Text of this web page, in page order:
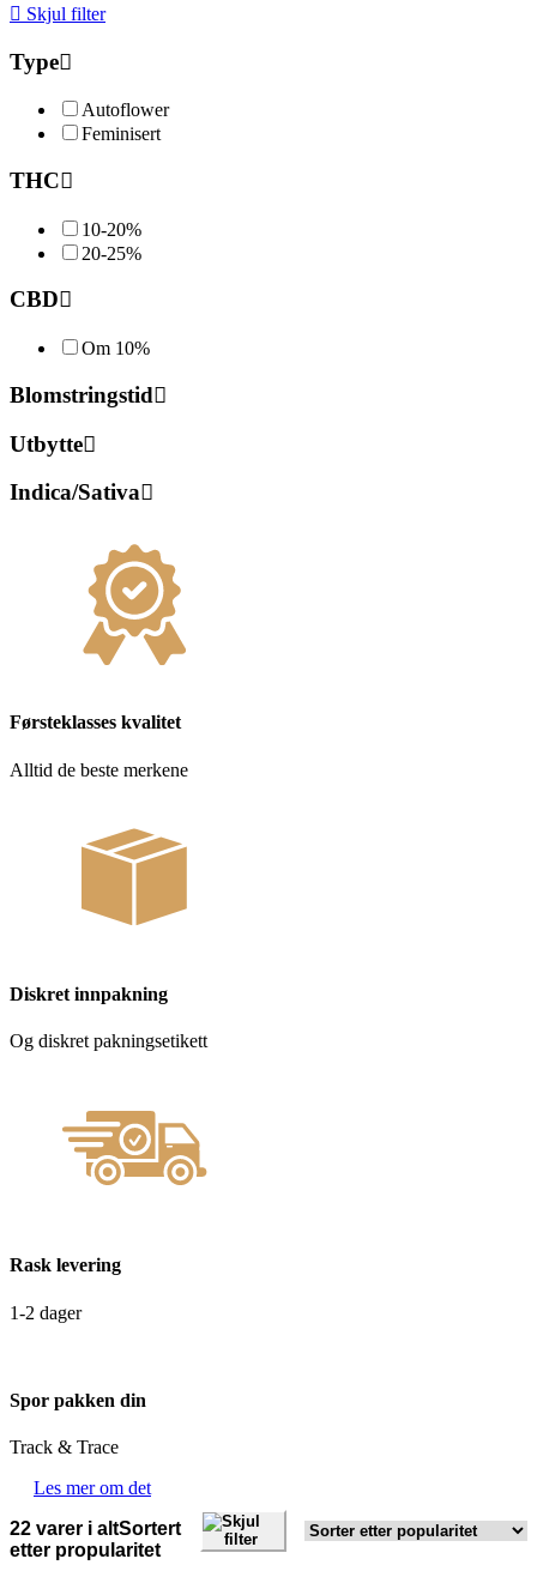
Skjul filter
Type
Autoflower
Feminisert
THC
10-20%
20-25%
CBD
Om 10%
Blomstringstid
Utbytte
Indica/Sativa
Førsteklasses kvalitet
Alltid de beste merkene
Diskret innpakning
Og diskret pakningsetikett
Rask levering
1-2 dager
Spor pakken din
Track & Trace
Les mer om det
22 varer i altSortert
etter propularitet
Skjul
filter